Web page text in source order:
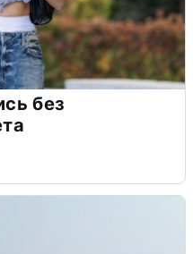
без